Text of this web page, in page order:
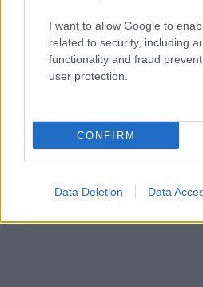
I want to allow Google to
related to security, including
functionality and fraud
user protection.
CONFIRM
Data Deletion Data